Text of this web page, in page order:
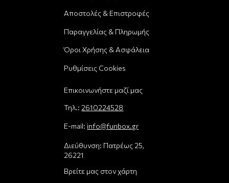
Αποστολές & Επιστροφές
Παραγγελίας & Πληρωμής
Όροι Χρήσης & Ασφάλεια
Ρυθμίσεις Cookies
Επικοινωνήστε μαζί μας
Τηλ.: 2610224528
E-mail: info@funbox.gr
Διεύθυνση: Πατρέως 25,
26221
Βρείτε μας στον χάρτη